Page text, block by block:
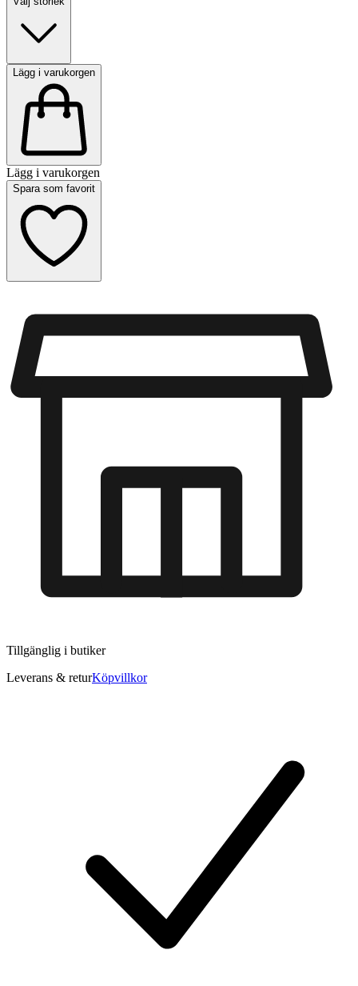
Lägg i varukorgen
Lägg i varukorgen
Spara som favorit
Tillgänglig i butiker
Leverans & returKöpvillkor